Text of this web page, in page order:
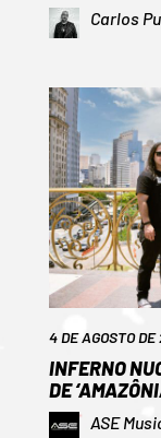
Carlos
4 DE AGOSTO
INFERNO
DE
ASE